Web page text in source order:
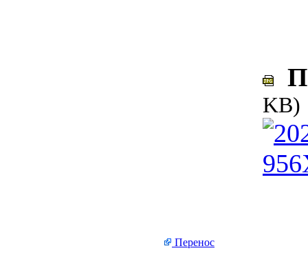
KB)
Перенос